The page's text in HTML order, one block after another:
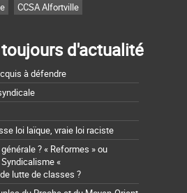
CCSA Alfortville
d'actualité
à défendre
loi laïque, vraie loi raciste
? « Reformes » ou
«
lutte de classes ?